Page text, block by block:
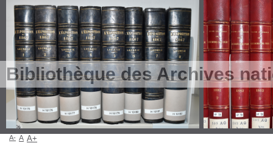
Bibliothèque des Archives
A- A A+